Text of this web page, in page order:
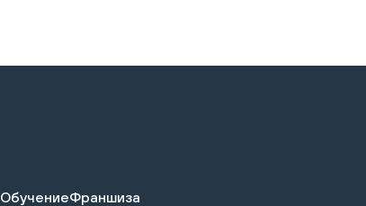
ОбучениеФраншиза